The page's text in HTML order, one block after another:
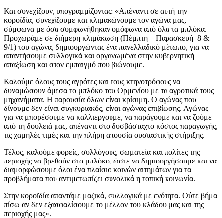
Και συνεχίζουν, υπογραμμίζοντας: «Απέναντι σε αυτή την
κοροϊδία, συνεχίζουμε και κλιμακώνουμε τον αγώνα μας,
σύμφωνα με όσα συμφωνήθηκαν ομόφωνα από όλα τα μπλόκα.
Προχωράμε σε διήμερη κλιμάκωση (Πέμπτη – Παρασκευή 8 &
9/1) του αγώνα, δημιουργώντας ένα πανελλαδικό μέτωπο, για να
απαντήσουμε συλλογικά και οργανωμένα στην κυβερνητική
απαξίωση και στον εμπαιγμό που βιώνουμε.
Καλούμε όλους τους αγρότες και τους κτηνοτρόφους να
δυναμώσουν άμεσα το μπλόκο του Ορμενίου με τα αγροτικά τους
μηχανήματα. Η παρουσία όλων είναι κρίσιμη. Ο αγώνας που
δίνουμε δεν είναι συγκυριακός, είναι αγώνας επιβίωσης. Αγώνας
για να μπορέσουμε να καλλιεργούμε, να παράγουμε και να ζούμε
από τη δουλειά μας, απέναντι στο δυσβάσταχτο κόστος παραγωγής,
τις χαμηλές τιμές και την πλήρη απουσία ουσιαστικής στήριξης.
Τέλος, καλούμε φορείς, συλλόγους, σωματεία και πολίτες της
περιοχής να βρεθούν στο μπλόκο, ώστε να δημιουργήσουμε και να
διαμορφώσουμε όλοι ένα πλαίσιο κοινών αιτημάτων για τα
προβλήματα που αντιμετωπίζει συνολικά η τοπική κοινωνία.
Στην κοροϊδία απαντάμε μαζικά, συλλογικά με ενότητα. Ούτε βήμα
πίσω αν δεν εξασφαλίσουμε το μέλλον του κλάδου μας και της
περιοχής μας».